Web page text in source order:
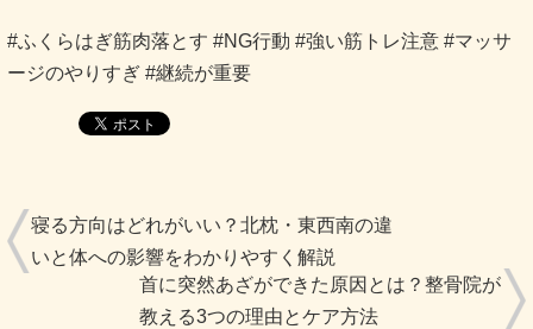
#ふくらはぎ筋肉落とす #NG行動 #強い筋トレ注意 #マッサ
ージのやりすぎ #継続が重要
寝る方向はどれがいい？北枕・東西南の違
いと体への影響をわかりやすく解説
首に突然あざができた原因とは？整骨院が
教える3つの理由とケア方法